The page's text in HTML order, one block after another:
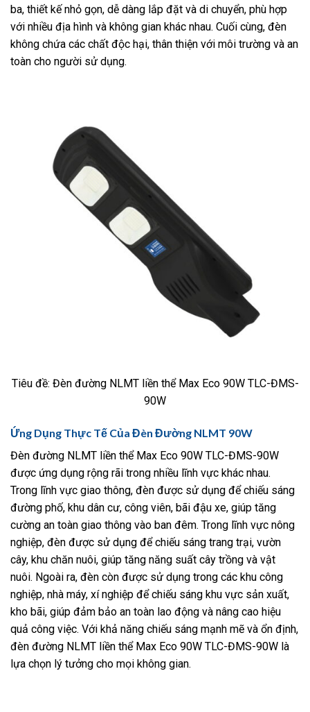
ba, thiết kế nhỏ gọn, dễ dàng lắp đặt và di chuyển, phù hợp
với nhiều địa hình và không gian khác nhau. Cuối cùng, đèn
không chứa các chất độc hại, thân thiện với môi trường và an
toàn cho người sử dụng.
Tiêu đề: Đèn đường NLMT liền thể Max Eco 90W TLC-ĐMS-
90W
Ứng Dụng Thực Tế Của Đèn Đường NLMT 90W
Đèn đường NLMT liền thể Max Eco 90W TLC-ĐMS-90W
được ứng dụng rộng rãi trong nhiều lĩnh vực khác nhau.
Trong lĩnh vực giao thông, đèn được sử dụng để chiếu sáng
đường phố, khu dân cư, công viên, bãi đậu xe, giúp tăng
cường an toàn giao thông vào ban đêm. Trong lĩnh vực nông
nghiệp, đèn được sử dụng để chiếu sáng trang trại, vườn
cây, khu chăn nuôi, giúp tăng năng suất cây trồng và vật
nuôi. Ngoài ra, đèn còn được sử dụng trong các khu công
nghiệp, nhà máy, xí nghiệp để chiếu sáng khu vực sản xuất,
kho bãi, giúp đảm bảo an toàn lao động và nâng cao hiệu
quả công việc. Với khả năng chiếu sáng mạnh mẽ và ổn định,
đèn đường NLMT liền thể Max Eco 90W TLC-ĐMS-90W là
lựa chọn lý tưởng cho mọi không gian.